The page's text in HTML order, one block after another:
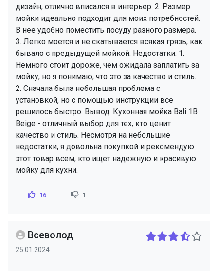
дизайн, отлично вписался в интерьер. 2. Размер
мойки идеально подходит для моих потребностей.
В нее удобно поместить посуду разного размера.
3. Легко моется и не скатывается всякая грязь, как
бывало с предыдущей мойкой. Недостатки: 1.
Немного стоит дороже, чем ожидала заплатить за
мойку, но я понимаю, что это за качество и стиль.
2. Сначала была небольшая проблема с
установкой, но с помощью инструкции все
решилось быстро. Вывод: Кухонная мойка Bali 1B
Beige - отличный выбор для тех, кто ценит
качество и стиль. Несмотря на небольшие
недостатки, я довольна покупкой и рекомендую
этот товар всем, кто ищет надежную и красивую
мойку для кухни.
16 1
Всеволод
25.01.2024